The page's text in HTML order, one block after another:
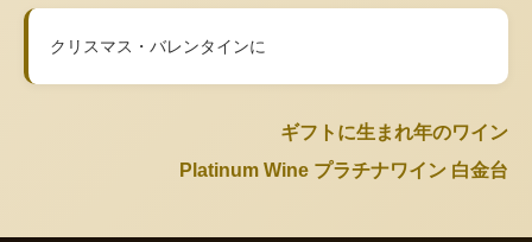
クリスマス・バレンタインに
ギフトに生まれ年のワイン
Platinum Wine プラチナワイン 白金台